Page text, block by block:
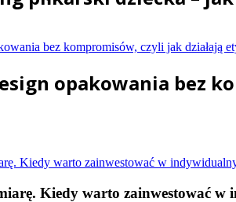
opakowania bez
Kiedy warto zainwestować